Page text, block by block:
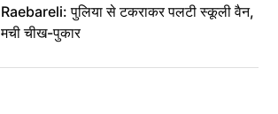
Raebareli: पुलिया से टकराकर पलटी स्कूली वैन,
मची चीख-पुकार